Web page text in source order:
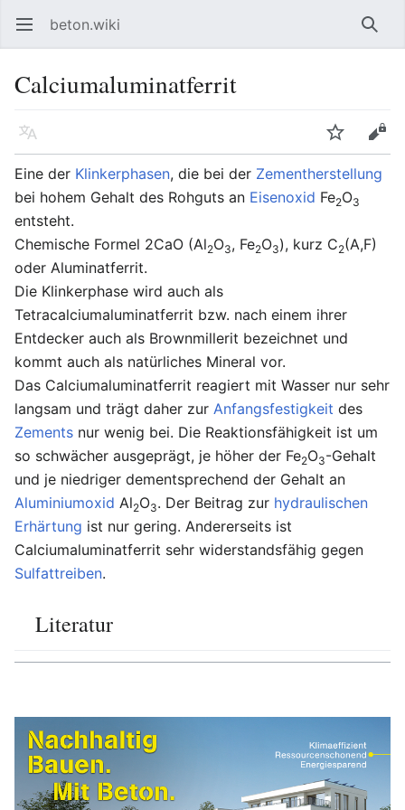
Hauptmenü öffnen beton.wiki
Calciumaluminatferrit
Sprache Beobachten
Bearbeiten
Eine der Klinkerphasen, die bei der Zementherstellung
bei hohem Gehalt des Rohguts an Eisenoxid Fe2O3
entsteht.
Chemische Formel 2CaO (Al2O3, Fe2O3), kurz C2(A,F)
oder Aluminatferrit.
Die Klinkerphase wird auch als
Tetracalciumaluminatferrit bzw. nach einem ihrer
Entdecker auch als Brownmillerit bezeichnet und
kommt auch als natürliches Mineral vor.
Das Calciumaluminatferrit reagiert mit Wasser nur sehr
langsam und trägt daher zur Anfangsfestigkeit des
Zements nur wenig bei. Die Reaktionsfähigkeit ist um
so schwächer ausgeprägt, je höher der Fe2O3-Gehalt
und je niedriger dementsprechend der Gehalt an
Aluminiumoxid Al2O3. Der Beitrag zur hydraulischen
Erhärtung ist nur gering. Andererseits ist
Calciumaluminatferrit sehr widerstandsfähig gegen
Sulfattreiben.
Literatur